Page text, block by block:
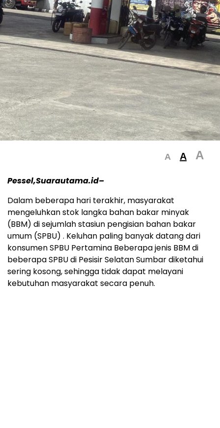
A A A
Pessel,Suarautama.id–
Dalam beberapa hari terakhir, masyarakat
mengeluhkan stok langka bahan bakar minyak
(BBM) di sejumlah stasiun pengisian bahan bakar
umum (SPBU) . Keluhan paling banyak datang dari
konsumen SPBU Pertamina Beberapa jenis BBM di
beberapa SPBU di Pesisir Selatan Sumbar diketahui
sering kosong, sehingga tidak dapat melayani
kebutuhan masyarakat secara penuh.